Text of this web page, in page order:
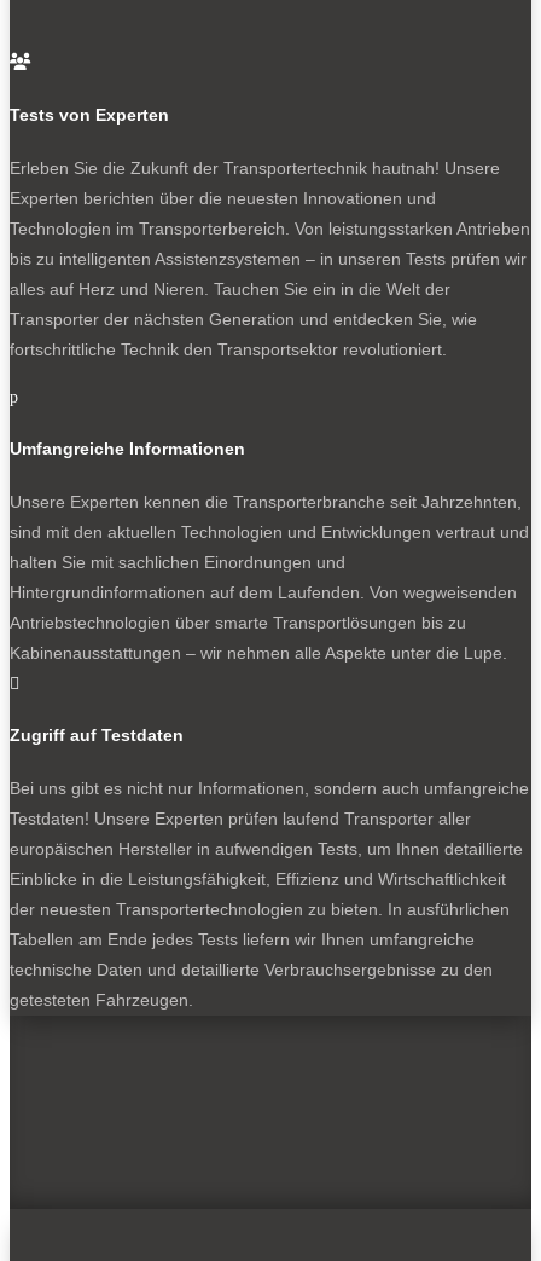

Tests von Experten
Erleben Sie die Zukunft der Transportertechnik hautnah! Unsere
Experten berichten über die neuesten Innovationen und
Technologien im Transporterbereich. Von leistungsstarken Antrieben
bis zu intelligenten Assistenzsystemen – in unseren Tests prüfen wir
alles auf Herz und Nieren. Tauchen Sie ein in die Welt der
Transporter der nächsten Generation und entdecken Sie, wie
fortschrittliche Technik den Transportsektor revolutioniert.
p
Umfangreiche Informationen
Unsere Experten kennen die Transporterbranche seit Jahrzehnten,
sind mit den aktuellen Technologien und Entwicklungen vertraut und
halten Sie mit sachlichen Einordnungen und
Hintergrundinformationen auf dem Laufenden. Von wegweisenden
Antriebstechnologien über smarte Transportlösungen bis zu
Kabinenausstattungen – wir nehmen alle Aspekte unter die Lupe.

Zugriff auf Testdaten
Bei uns gibt es nicht nur Informationen, sondern auch umfangreiche
Testdaten! Unsere Experten prüfen laufend Transporter aller
europäischen Hersteller in aufwendigen Tests, um Ihnen detaillierte
Einblicke in die Leistungsfähigkeit, Effizienz und Wirtschaftlichkeit
der neuesten Transportertechnologien zu bieten. In ausführlichen
Tabellen am Ende jedes Tests liefern wir Ihnen umfangreiche
technische Daten und detaillierte Verbrauchsergebnisse zu den
getesteten Fahrzeugen.